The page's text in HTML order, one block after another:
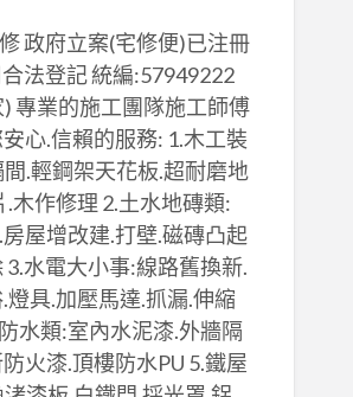
政府立案(宅修便)已注冊
法登記 統編:57949222
專業的施工團隊施工師傅
心.信賴的服務: 1.木工裝
.輕鋼架天花板.超耐磨地
.木作修理 2.土水地磚類:
屋增改建.打壁.磁磚凸起
3.水電大小事:線路舊換新.
燈具.加壓馬達.抓漏.伸縮
水類:室內水泥漆.外牆隔
火漆.頂樓防水PU 5.鐵屋